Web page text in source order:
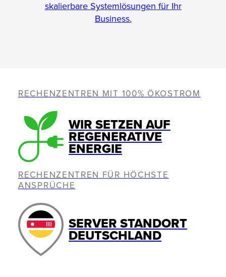
skalierbare Systemlösungen für Ihr
Business.
RECHENZENTREN MIT 100% ÖKOSTROM
WIR SETZEN AUF
REGENERATIVE
ENERGIE
RECHENZENTREN FÜR HÖCHSTE
ANSPRÜCHE
SERVER STANDORT
DEUTSCHLAND